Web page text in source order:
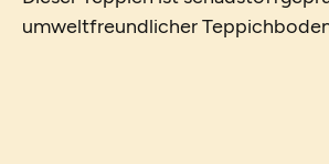
umweltfreundlicher